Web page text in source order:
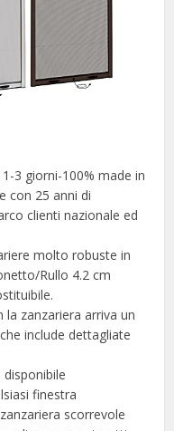
3 giorni-100% made in
con 25 anni di
clienti nazionale ed
molto robuste in
Rullo 4.2 cm
zanzariera arriva un
include dettagliate
finestra
scorrevole